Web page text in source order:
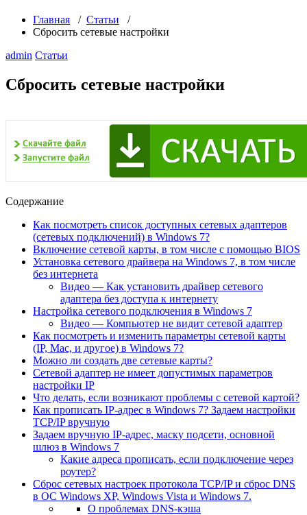
Главная / Статьи /
Сбросить сетевые настройки
admin Статьи
Сбросить сетевые настройки
Содержание
Как посмотреть список доступных сетевых адаптеров
(сетевых подключений) в Windows 7?
Включение сетевой карты, в том числе с помощью BIOS
Установка сетевого драйвера на Windows 7, в том числе
без интернета
Видео — Как установить драйвер сетевого
адаптера без доступа к интернету
Настройка сетевого подключения в Windows 7
Видео — Компьютер не видит сетевой адаптер
Как посмотреть и изменить параметры сетевой карты
(IP, Mac, и другое) в Windows 7?
Можно ли создать две сетевые карты?
Сетевой адаптер не имеет допустимых параметров
настройки IP
Что делать, если возникают проблемы с сетевой картой?
Как прописать IP-адрес в Windows 7? Задаем настройки
TCP/IP вручную
Задаем вручную IP-адрес, маску подсети, основной
шлюз в Windows 7
Какие адреса прописать, если подключение через
роутер?
Сброс сетевых настроек протокола TCP/IP и сброс DNS
в ОС Windows XP, Windows Vista и Windows 7.
О проблемах DNS-кэша